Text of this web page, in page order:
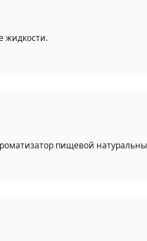
жидкости.
пищевой